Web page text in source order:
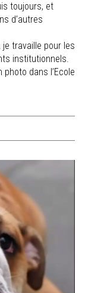
toujours, et
d’autres
, je travaille pour les
institutionnels.
dans l’Ecole